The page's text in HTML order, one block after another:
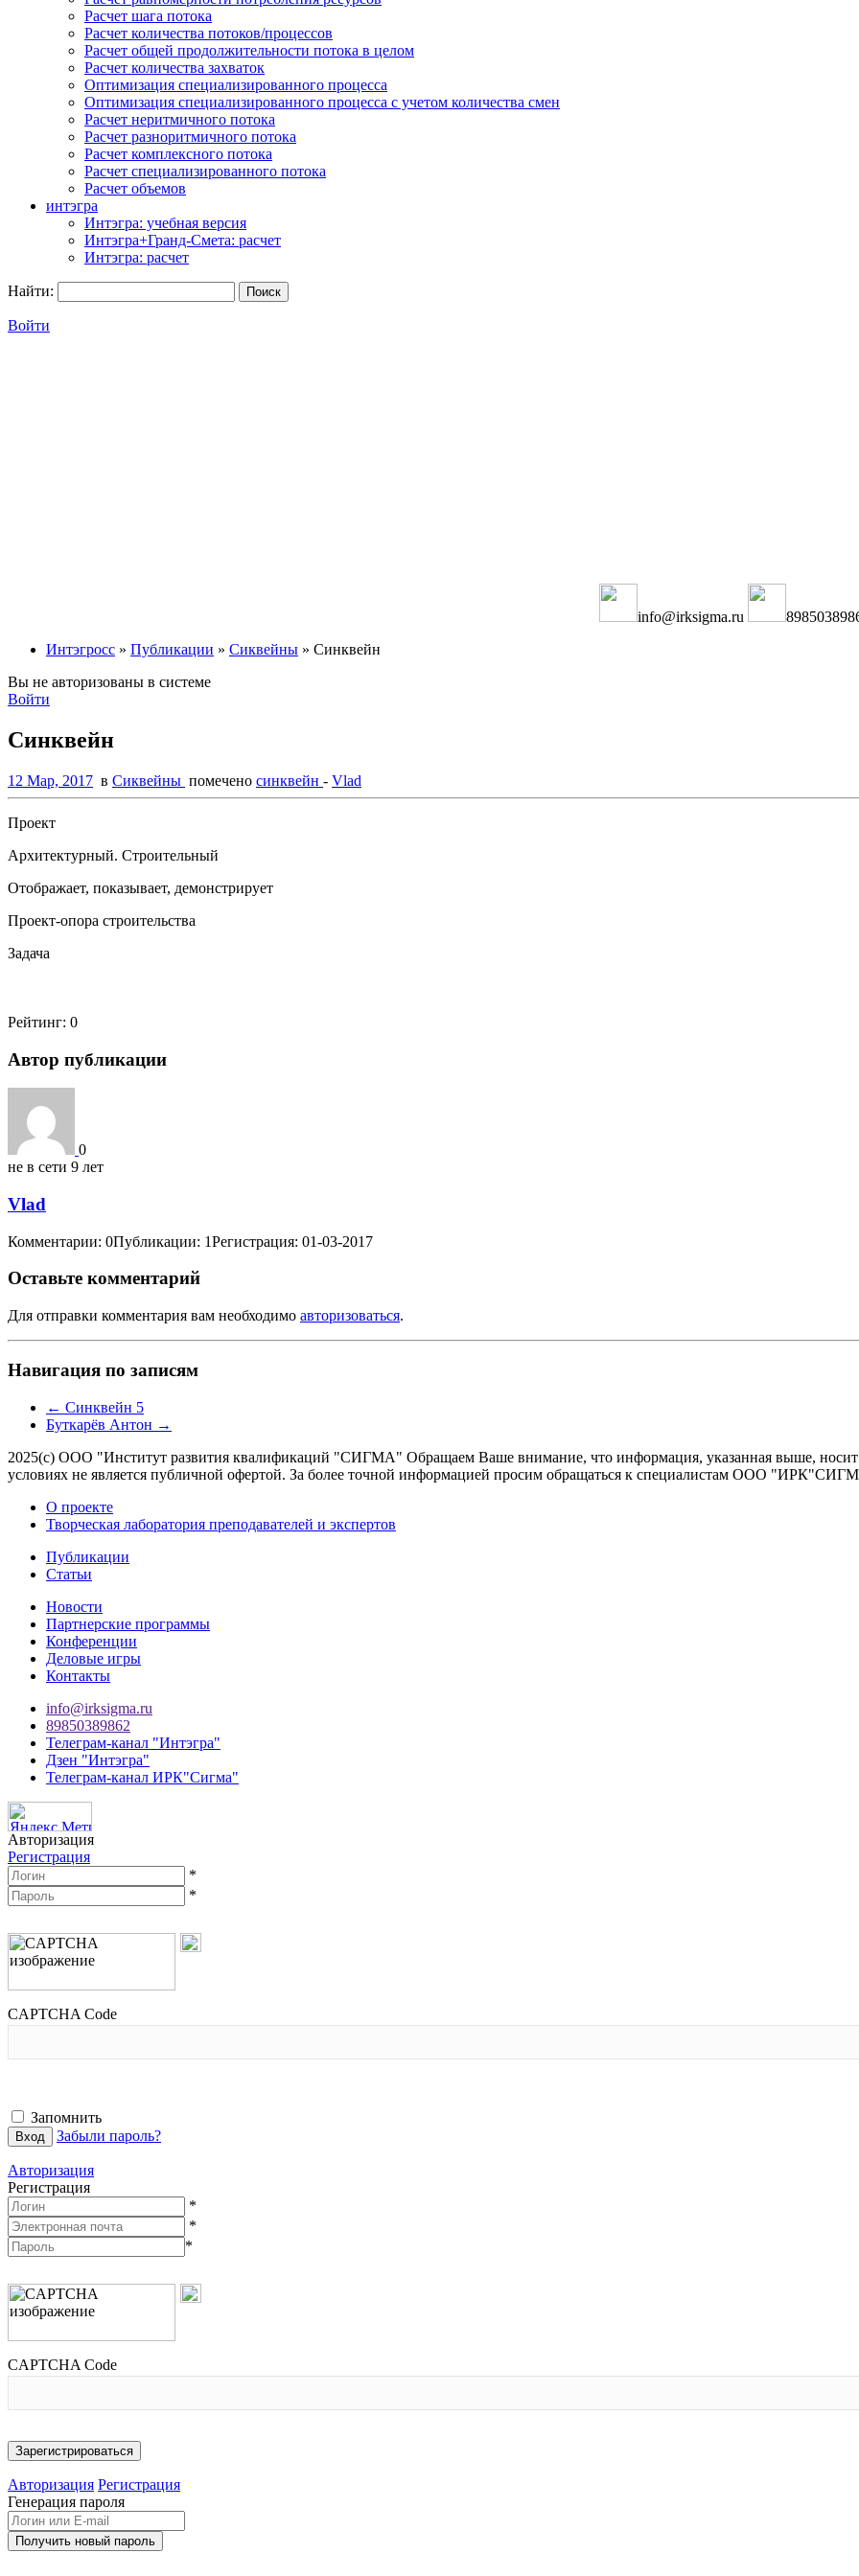
Расчет шага потока
Расчет количества потоков/процессов
Расчет общей продолжительности потока в целом
Расчет количества захваток
Оптимизация специализированного процесса
Оптимизация специализированного процесса с учетом количества смен
Расчет неритмичного потока
Расчет разноритмичного потока
Расчет комплексного потока
Расчет специализированного потока
Расчет объемов
интэгра
Интэгра: учебная версия
Интэгра+Гранд-Смета: расчет
Интэгра: расчет
Найти:
Войти
info@irksigma.ru
Интэгросс » Публикации » Сиквейны » Синквейн
Вы не авторизованы в системе
Войти
Синквейн
12 Мар, 2017 в Сиквейны помечено синквейн - Vlad
Проект
Архитектурный. Строительный
Отображает, показывает, демонстрирует
Проект-опора строительства
Задача
Рейтинг: 0
Автор публикации
0
не в сети 9 лет
Vlad
Комментарии: 0Публикации: 1Регистрация: 01-03-2017
Оставьте комментарий
Для отправки комментария вам необходимо авторизоваться.
Навигация по записям
← Синквейн 5
Буткарёв Антон →
2025(с) ООО "Институт развития квалификаций "СИГМА" Обращаем Ваше внимание, что информация, указанная выше, носит
условиях не является публичной офертой. За более точной информацией просим обращаться к специалистам ООО
О проекте
Творческая лаборатория преподавателей и экспертов
Публикации
Статьи
Новости
Партнерские программы
Конференции
Деловые игры
Контакты
info@irksigma.ru
89850389862
Телеграм-канал "Интэгра"
Дзен "Интэгра"
Телеграм-канал ИРК"Сигма"
Авторизация
Регистрация
*
*
CAPTCHA Code
Запомнить
Забыли пароль?
Авторизация
Регистрация
*
*
*
CAPTCHA Code
Авторизация Регистрация
Генерация пароля